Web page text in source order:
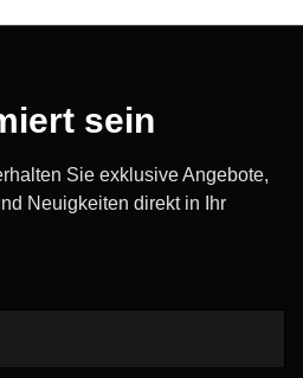
sein
Sie exklusive Angebote,
Neuigkeiten direkt in Ihr